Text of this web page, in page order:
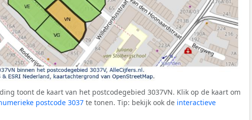
toont de kaart van het postcodegebied 3037VN. Klik op de kaart om
postcode 3037 te tonen. Tip: bekijk ook de interactieve